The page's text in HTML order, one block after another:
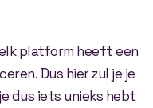
platform heeft een
Dus hier zul je je
dus iets unieks hebt